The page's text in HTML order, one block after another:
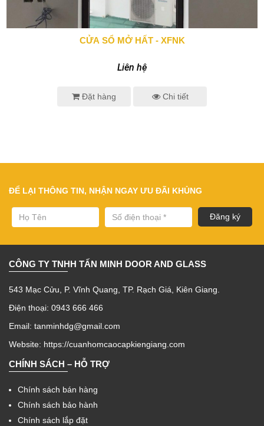
0943 666 466
CỬA SỔ MỞ HẤT - XFNK
Liên hệ
Đặt hàng Chi tiết
ĐỂ LẠI THÔNG TIN, NHẬN NGAY ƯU ĐÃI KHỦNG
CÔNG TY TNHH TẤN MINH DOOR AND GLASS
543 Mạc Cửu, P. Vĩnh Quang, TP. Rạch Giá, Kiên Giang.
Điện thoại: 0943 666 466
Email: tanminhdg@gmail.com
Website: https://cuanhomcaocapkiengiang.com
CHÍNH SÁCH – HỖ TRỢ
Chính sách bán hàng
Chính sách bảo hành
Chính sách lắp đặt